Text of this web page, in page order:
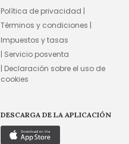
Política de privacidad |
Términos y condiciones |
Impuestos y tasas
| Servicio posventa
| Declaración sobre el uso de
cookies
DESCARGA DE LA APLICACIÓN